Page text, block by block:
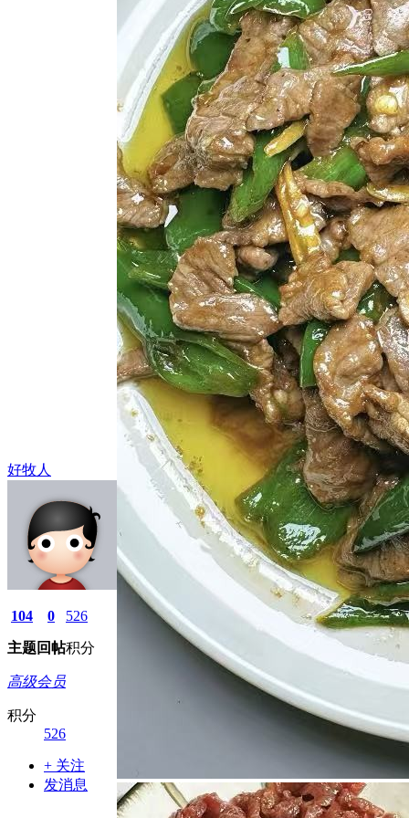
好牧人
104
主题
0
回帖
526
积分
高级会员
积分
526
+ 关注
发消息